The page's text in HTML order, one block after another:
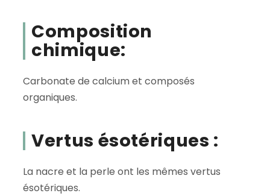
Composition
chimique:
Carbonate de calcium et composés
organiques.
Vertus ésotériques :
La nacre et la perle ont les mêmes vertus
ésotériques.